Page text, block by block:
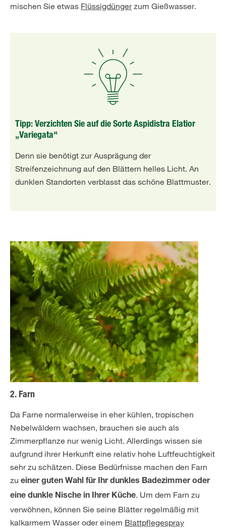
mischen Sie etwas Flüssigdüngerzum Gießwasser.
Tipp: Verzichten Sie auf die Sorte Aspidistra Elatior
„Variegata“
Denn sie benötigt zur Ausprägung der
Streifenzeichnung auf den Blättern helles Licht. An
dunklen Standorten verblasst das schöne Blattmuster.
2. Farn
Da Farne normalerweise in eher kühlen, tropischen
Nebelwäldern wachsen, brauchen sie auch als
Zimmerpflanze nur wenig Licht. Allerdings wissen sie
aufgrund ihrer Herkunft eine relativ hohe Luftfeuchtigkeit
sehr zu schätzen. Diese Bedürfnisse machen den Farn
zu einer guten Wahl für Ihr dunkles Badezimmer oder
eine dunkle Nische in Ihrer Küche. Um dem Farn zu
verwöhnen, können Sie seine Blätter regelmäßig mit
kalkarmem Wasser oder einem Blattpflegespray